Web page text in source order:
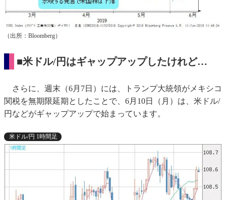
（出所：Bloomberg）
■米ドル/円はギャップアップしたけれど…
さらに、週末（6月7日）には、トランプ大統領がメキシコ
関税を無期限延期としたことで、6月10日（月）は、米ドル/
円などがギャップアップで始まっています。
米ドル/円 1時間足